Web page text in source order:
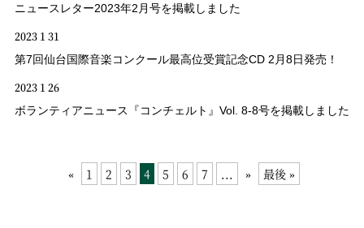
ニュースレター2023年2月号を掲載しました
2023 1 31
第7回仙台国際音楽コンクール最高位受賞記念CD 2月8日発売！
2023 1 26
ボランティアニュース『コンチェルト』Vol. 8-8号を掲載しました
« 1 2 3 4 5 6 7 ... » 最後 »